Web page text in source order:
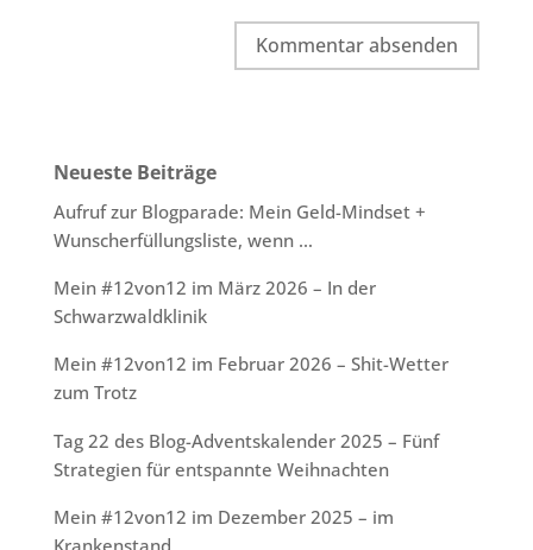
Neueste Beiträge
Aufruf zur Blogparade: Mein Geld-Mindset +
Wunscherfüllungsliste, wenn …
Mein #12von12 im März 2026 – In der
Schwarzwaldklinik
Mein #12von12 im Februar 2026 – Shit-Wetter
zum Trotz
Tag 22 des Blog-Adventskalender 2025 – Fünf
Strategien für entspannte Weihnachten
Mein #12von12 im Dezember 2025 – im
Krankenstand